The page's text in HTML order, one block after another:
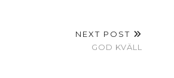
NEXT POST
GOD KVÄLL